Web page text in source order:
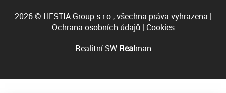
2026 © HESTIA Group s.r.o., všechna práva vyhrazena |
Ochrana osobních údajů | Cookies
Realitní SW Realman